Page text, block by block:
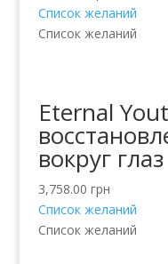
Список желаний
Список желаний
Eternal
вокруг
3,758.00 грн
Список желаний
Список желаний